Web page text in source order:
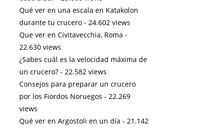
Qué ver en una escala en Katakolon
durante tu crucero- 24.602 views
Que ver en Civitavecchia, Roma -
22.630 views
¿Sabes cuál es la velocidad máxima de
un crucero?- 22.582 views
Consejos para preparar un crucero
por los Fiordos Noruegos - 22.269
views
Qué ver en Argostoli en un día - 21.142